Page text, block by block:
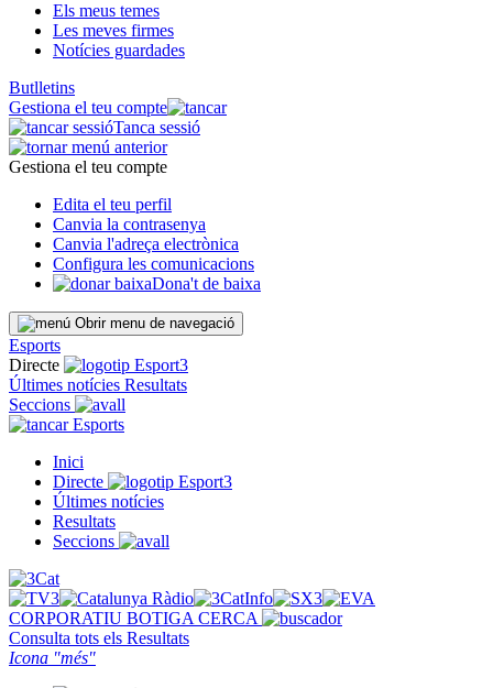
Els meus temes
Les meves firmes
Notícies guardades
Butlletins
Gestiona el teu compte
Tanca sessió
Gestiona el teu compte
Edita el teu perfil
Canvia la contrasenya
Canvia l'adreça electrònica
Configura les comunicacions
Dona't de baixa
Obrir menu de navegació
Esports
Directe
Últimes notícies Resultats
Seccions
Esports
Inici
Directe
Últimes notícies
Resultats
Seccions
CORPORATIU BOTIGA CERCA
Consulta tots els Resultats
Icona "més"